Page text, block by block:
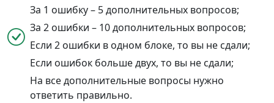
За 1 ошибку – 5 дополнительных вопросов;
За 2 ошибки – 10 дополнительных вопросов;
Если 2 ошибки в одном блоке, то вы не сдали;
Если ошибок больше двух, то вы не сдали;
На все дополнительные вопросы нужно
ответить правильно.